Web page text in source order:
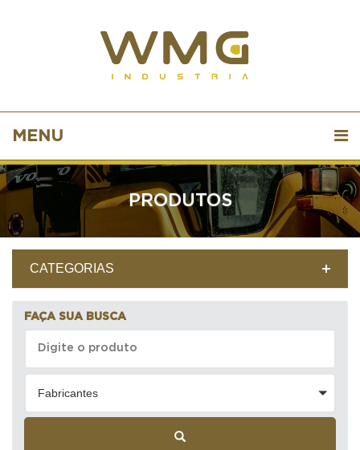
MENU
PRODUTOS
CATEGORIAS
FAÇA SUA BUSCA
Fabricantes